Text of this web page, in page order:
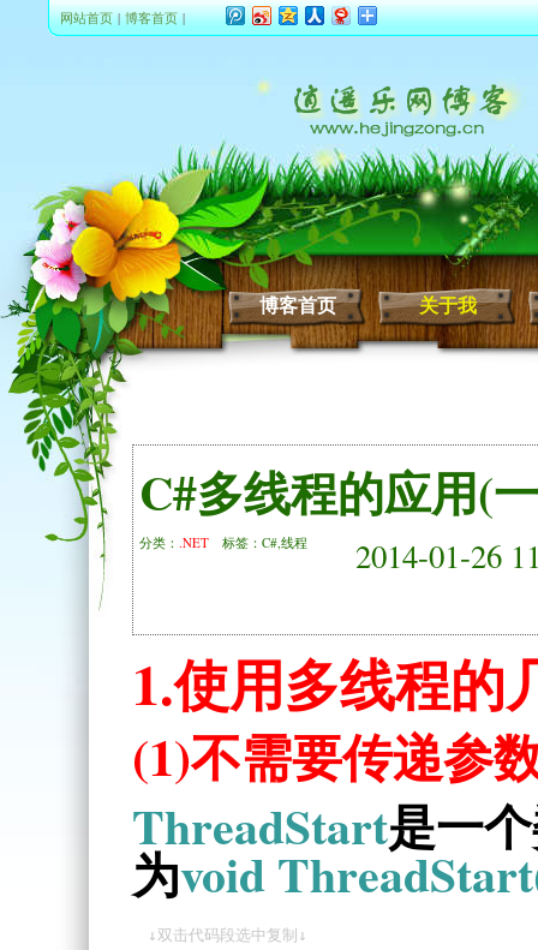
网站首页|博客首页|
博客首页 关于我
C#多线程的应用(
分类： .NET 标签：C#,线程 2014-01-26
1.使用多线程的
(1)不需要传递参
ThreadStart是一
为void
↓双击代码段选中复制↓